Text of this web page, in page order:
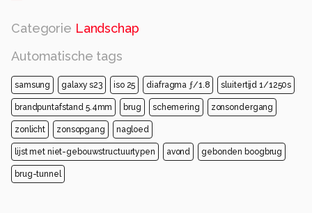
Categorie Landschap
Automatische tags
samsung galaxy s23 iso 25 diafragma ƒ/1.8 sluitertijd 1/1250s
brandpuntafstand 5.4mm brug schemering zonsondergang
zonlicht zonsopgang nagloed
lijst met niet-gebouwstructuurtypen avond gebonden boogbrug
brug-tunnel